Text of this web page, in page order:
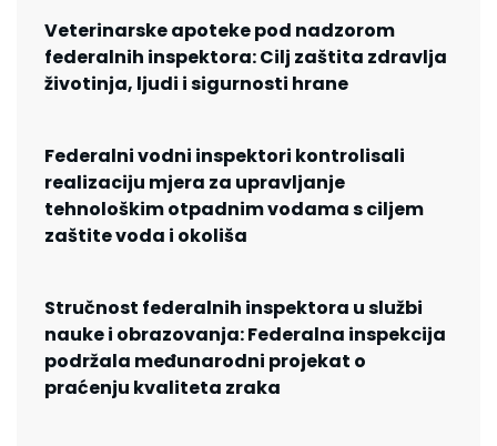
Veterinarske apoteke pod nadzorom
federalnih inspektora: Cilj zaštita zdravlja
životinja, ljudi i sigurnosti hrane
Federalni vodni inspektori kontrolisali
realizaciju mjera za upravljanje
tehnološkim otpadnim vodama s ciljem
zaštite voda i okoliša
Stručnost federalnih inspektora u službi
nauke i obrazovanja: Federalna inspekcija
podržala međunarodni projekat o
praćenju kvaliteta zraka